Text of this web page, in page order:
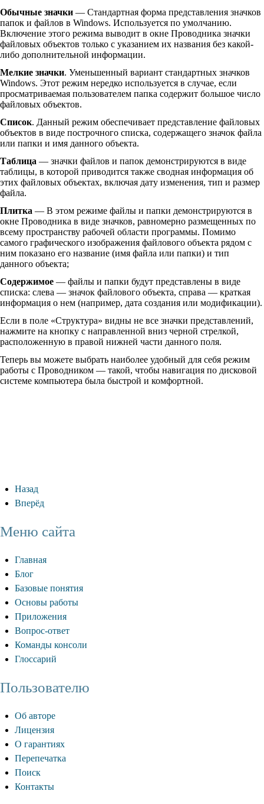
Обычные значки — Стандартная форма представления значков
папок и файлов в Windows. Используется по умолчанию.
Включение этого режима выводит в окне Проводника значки
файловых объектов только с указанием их названия без какой-
либо дополнительной информации.
Мелкие значки. Уменьшенный вариант стандартных значков
Windows. Этот режим нередко используется в случае, если
просматриваемая пользователем папка содержит большое число
файловых объектов.
Список. Данный режим обеспечивает представление файловых
объектов в виде построчного списка, содержащего значок файла
или папки и имя данного объекта.
Таблица — значки файлов и папок демонстрируются в виде
таблицы, в которой приводится также сводная информация об
этих файловых объектах, включая дату изменения, тип и размер
файла.
Плитка — В этом режиме файлы и папки демонстрируются в
окне Проводника в виде значков, равномерно размещенных по
всему пространству рабочей области программы. Помимо
самого графического изображения файлового объекта рядом с
ним показано его название (имя файла или папки) и тип
данного объекта;
Содержимое — файлы и папки будут представлены в виде
списка: слева — значок файлового объекта, справа — краткая
информация о нем (например, дата создания или модификации).
Если в поле «Структура» видны не все значки представлений,
нажмите на кнопку с направленной вниз черной стрелкой,
расположенную в правой нижней части данного поля.
Теперь вы можете выбрать наиболее удобный для себя режим
работы с Проводником — такой, чтобы навигация по дисковой
системе компьютера была быстрой и комфортной.
Назад
Вперёд
Меню сайта
Главная
Блог
Базовые понятия
Основы работы
Приложения
Вопрос-ответ
Команды консоли
Глоссарий
Пользователю
Об авторе
Лицензия
О гарантиях
Перепечатка
Поиск
Контакты